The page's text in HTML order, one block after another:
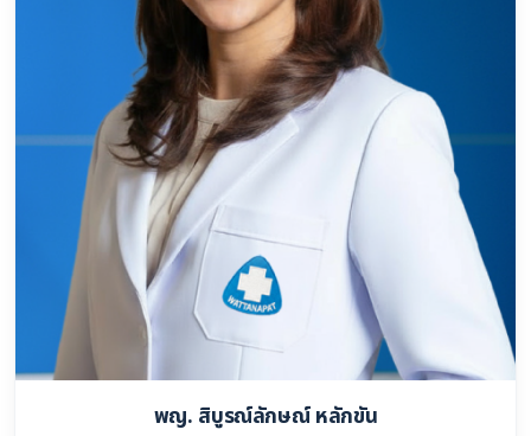
พญ. สิบูรณ์ลักษณ์ หลักขัน